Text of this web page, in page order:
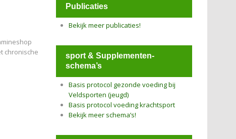
chronische
Publicaties
Bekijk meer publicaties!
sport & Supplementen-
schema’s
Basis protocol gezonde voeding bij
Veldsporten (jeugd)
Basis protocol voeding krachtsport
Bekijk meer schema’s!